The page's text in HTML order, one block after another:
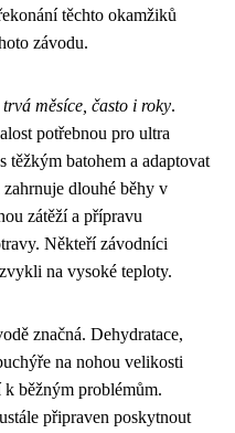
těchto okamžiků
závodu.
měsíce, často i roky.
potřebnou pro ultra
těžkým batohem a adaptovat
dlouhé běhy v
zátěží a přípravu
Někteří závodníci
na vysoké teploty.
značná. Dehydratace,
na nohou velikosti
běžným problémům.
připraven poskytnout